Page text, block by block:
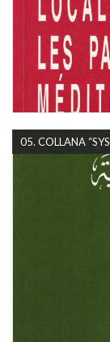
05. COLLANA